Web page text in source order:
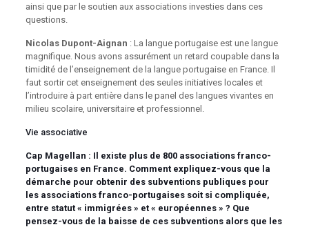
ainsi que par le soutien aux associations investies dans ces
questions.
Nicolas Dupont-Aignan : La langue portugaise est une langue
magnifique. Nous avons assurément un retard coupable dans la
timidité de l’enseignement de la langue portugaise en France. Il
faut sortir cet enseignement des seules initiatives locales et
l’introduire à part entière dans le panel des langues vivantes en
milieu scolaire, universitaire et professionnel.
Vie associative
Cap Magellan : Il existe plus de 800 associations franco-
portugaises en France. Comment expliquez-vous que la
démarche pour obtenir des subventions publiques pour
les associations franco-portugaises soit si compliquée,
entre statut « immigrées » et « européennes » ? Que
pensez-vous de la baisse de ces subventions alors que les